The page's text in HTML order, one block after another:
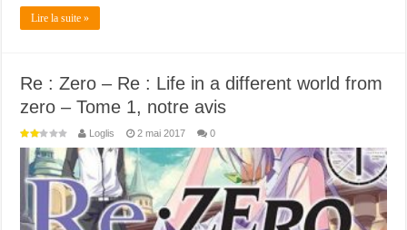
Lire la suite »
Re : Zero – Re : Life in a different world from
zero – Tome 1, notre avis
Loglis 2 mai 2017 0